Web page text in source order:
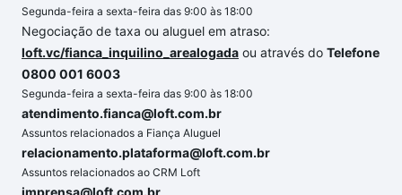
Segunda-feira a sexta-feira das 9:00 às 18:00
Negociação de taxa ou aluguel em atraso:
loft.vc/fianca_inquilino_arealogada ou através do Telefone
0800 001 6003
Segunda-feira a sexta-feira das 9:00 às 18:00
atendimento.fianca@loft.com.br
Assuntos relacionados a Fiança Aluguel
relacionamento.plataforma@loft.com.br
Assuntos relacionados ao CRM Loft
imprensa@loft.com.br